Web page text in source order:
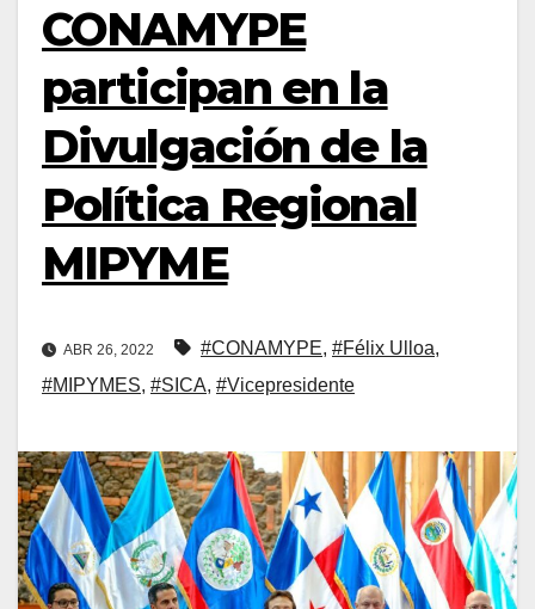
CONAMYPE
participan en la
Divulgación de la
Política Regional
MIPYME
ABR 26, 2022 #CONAMYPE, #Félix Ulloa,
#MIPYMES, #SICA, #Vicepresidente